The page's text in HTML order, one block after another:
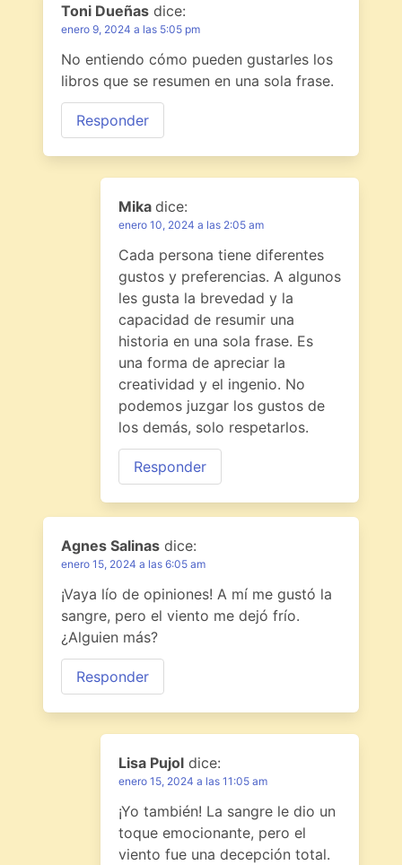
Toni Dueñas dice:
enero 9, 2024 a las 5:05 pm
No entiendo cómo pueden gustarles los
libros que se resumen en una sola frase.
Responder
Mika dice:
enero 10, 2024 a las 2:05 am
Cada persona tiene diferentes
gustos y preferencias. A algunos
les gusta la brevedad y la
capacidad de resumir una
historia en una sola frase. Es
una forma de apreciar la
creatividad y el ingenio. No
podemos juzgar los gustos de
los demás, solo respetarlos.
Responder
Agnes Salinas dice:
enero 15, 2024 a las 6:05 am
¡Vaya lío de opiniones! A mí me gustó la
sangre, pero el viento me dejó frío.
¿Alguien más?
Responder
Lisa Pujol dice:
enero 15, 2024 a las 11:05 am
¡Yo también! La sangre le dio un
toque emocionante, pero el
viento fue una decepción total.